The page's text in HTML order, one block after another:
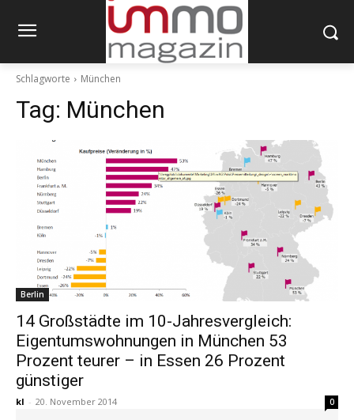
Schlagworte München
Tag: München
Berlin
14 Großstädte im 10-Jahresvergleich:
Eigentumswohnungen in München 53
Prozent teurer – in Essen 26 Prozent
günstiger
kl - 20. November 2014 0